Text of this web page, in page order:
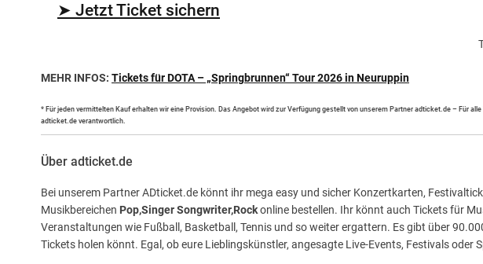
➤ Jetzt Ticket sichern
MEHR INFOS: Tickets für DOTA – „Springbrunnen“ Tour 2026 in Neuruppin
* Für jeden vermittelten Kauf erhalten wir eine Provision. Das Angebot wird zur Verfügung gestellt von unserem Partner adticket.de – Für
adticket.de verantwortlich.
Über adticket.de
Bei unserem Partner ADticket.de könnt ihr mega easy und sicher Konzertkarten,
Musikbereichen Pop,Singer Songwriter,Rockonline bestellen. Ihr könnt auch Tickets für
Veranstaltungen wie Fußball, Basketball, Tennis und so weiter ergattern. Es gibt über
Tickets holen könnt. Egal, ob eure Lieblingskünstler, angesagte Live-Events, Festivals oder